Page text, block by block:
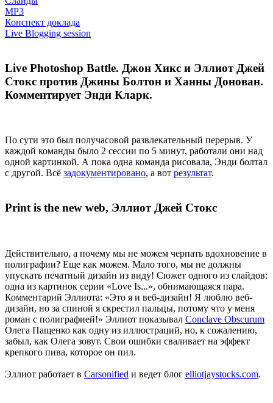
MP3
Конспект доклада
Live Blogging session
Live Photoshop Battle. Джон Хикс и Эллиот Джей
Стокс против Джины Болтон и Ханны Донован.
Комментирует Энди Кларк.
По сути это был получасовой развлекательный перерыв. У
каждой команды было 2 сессии по 5 минут, работали они над
одной картинкой. А пока одна команда рисовала, Энди болтал
с другой. Всё задокументировано, а вот результат.
Print is the new web, Эллиот Джей Стокс
Действительно, а почему мы не можем черпать вдохновение в
полиграфии? Еще как можем. Мало того, мы не должны
упускать печатный дизайн из виду! Сюжет одного из слайдов:
одна из картинок серии «Love Is...», обнимающаяся пара.
Комментарий Эллиота: «Это я и веб-дизайн! Я люблю веб-
дизайн, но за спиной я скрестил пальцы, потому что у меня
роман с полиграфией!» Эллиот показывал Conclave Obscurum
Олега Пащенко как одну из иллюстраций, но, к сожалению,
забыл, как Олега зовут. Свои ошибки сваливает на эффект
крепкого пива, которое он пил.
Эллиот работает в Carsonified и ведет блог elliotjaystocks.com.